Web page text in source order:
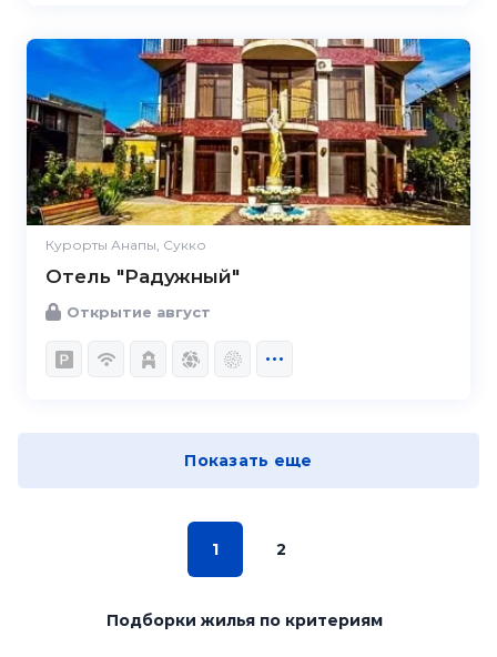
Курорты Анапы, Сукко
Отель "Радужный"
Открытие август
Показать еще
1 2
Подборки жильяпо критериям